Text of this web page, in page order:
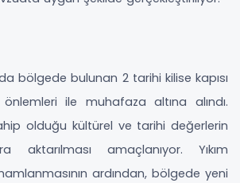
bölgede bulunan 2 tarihi kilise kapısı
ile muhafaza altına alındı.
olduğu kültürel ve tarihi değerlerin
aktarılması amaçlanıyor. Yıkım
ardından, bölgede yeni